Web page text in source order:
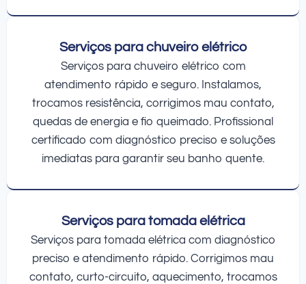
Serviços para chuveiro elétrico
Serviços para chuveiro elétrico com
atendimento rápido e seguro. Instalamos,
trocamos resistência, corrigimos mau contato,
quedas de energia e fio queimado. Profissional
certificado com diagnóstico preciso e soluções
imediatas para garantir seu banho quente.
Serviços para tomada elétrica
Serviços para tomada elétrica com diagnóstico
preciso e atendimento rápido. Corrigimos mau
contato, curto-circuito, aquecimento, trocamos